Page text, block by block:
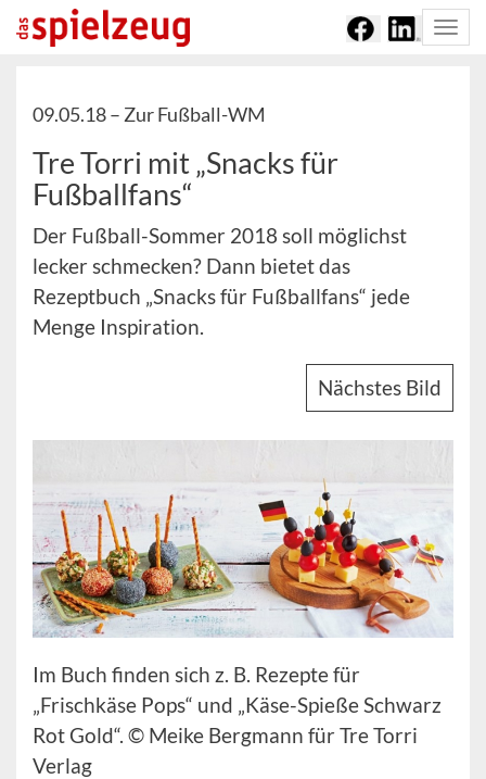
09.05.18 – Zur Fußball-WM
Tre Torri mit „Snacks für
Fußballfans“
Der Fußball-Sommer 2018 soll möglichst
lecker schmecken? Dann bietet das
Rezeptbuch „Snacks für Fußballfans“ jede
Menge Inspiration.
Nächstes Bild
Im Buch finden sich z. B. Rezepte für
„Frischkäse Pops“ und „Käse-Spieße Schwarz
Rot Gold“. © Meike Bergmann für Tre Torri
Verlag